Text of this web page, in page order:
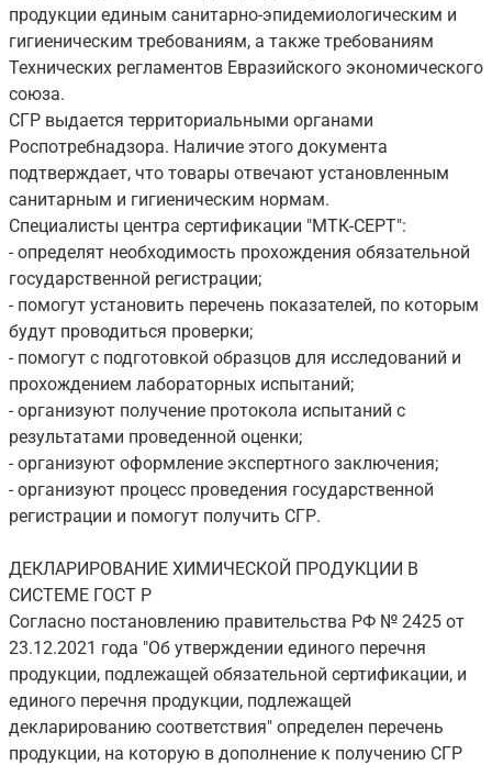
продукции единым санитарно-эпидемиологическим и
гигиеническим требованиям, а также требованиям
Технических регламентов Евразийского экономического
союза.
СГР выдается территориальными органами
Роспотребнадзора. Наличие этого документа
подтверждает, что товары отвечают установленным
санитарным и гигиеническим нормам.
Специалисты центра сертификации "МТК-СЕРТ":
- определят необходимость прохождения обязательной
государственной регистрации;
- помогут установить перечень показателей, по которым
будут проводиться проверки;
- помогут с подготовкой образцов для исследований и
прохождением лабораторных испытаний;
- организуют получение протокола испытаний с
результатами проведенной оценки;
- организуют оформление экспертного заключения;
- организуют процесс проведения государственной
регистрации и помогут получить СГР.
ДЕКЛАРИРОВАНИЕ ХИМИЧЕСКОЙ ПРОДУКЦИИ В
СИСТЕМЕ ГОСТ Р
Согласно постановлению правительства РФ № 2425 от
23.12.2021 года "Об утверждении единого перечня
продукции, подлежащей обязательной сертификации, и
единого перечня продукции, подлежащей
декларированию соответствия" определен перечень
продукции, на которую в дополнение к получению СГР